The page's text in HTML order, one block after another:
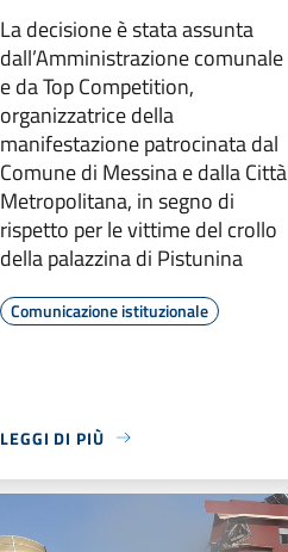
La decisione è stata assunta
dall’Amministrazione comunale
e da Top Competition,
organizzatrice della
manifestazione patrocinata dal
Comune di Messina e dalla Città
Metropolitana, in segno di
rispetto per le vittime del crollo
della palazzina di Pistunina
Comunicazione istituzionale
LEGGI DI PIÙ